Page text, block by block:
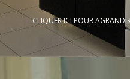
CLIQUER ICI POUR